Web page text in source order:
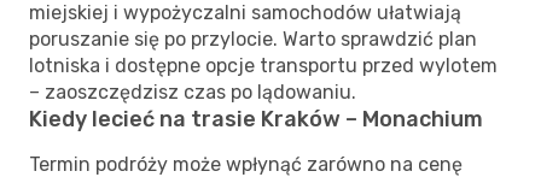
miejskiej i wypożyczalni samochodów ułatwiają
poruszanie się po przylocie. Warto sprawdzić plan
lotniska i dostępne opcje transportu przed wylotem
– zaoszczędzisz czas po lądowaniu.
Kiedy lecieć na trasie Kraków – Monachium
Termin podróży może wpłynąć zarówno na cenę